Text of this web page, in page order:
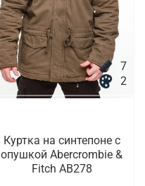
7
2
Куртка на синтепоне с
опушкой Abercrombie &
Fitch AB278